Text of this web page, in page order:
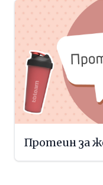
Протеин за